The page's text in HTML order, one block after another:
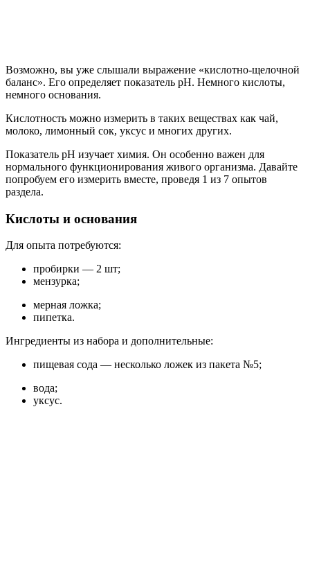
Возможно, вы уже слышали выражение «кислотно-щелочной
баланс». Его определяет показатель рН. Немного кислоты,
немного основания.
Кислотность можно измерить в таких веществах как чай,
молоко, лимонный сок, уксус и многих других.
Показатель рН изучает химия. Он особенно важен для
нормального функционирования живого организма. Давайте
попробуем его измерить вместе, проведя 1 из 7 опытов
раздела.
Кислоты и основания
Для опыта потребуются:
пробирки — 2 шт;
мензурка;
мерная ложка;
пипетка.
Ингредиенты из набора и дополнительные:
пищевая сода — несколько ложек из пакета №5;
вода;
уксус.